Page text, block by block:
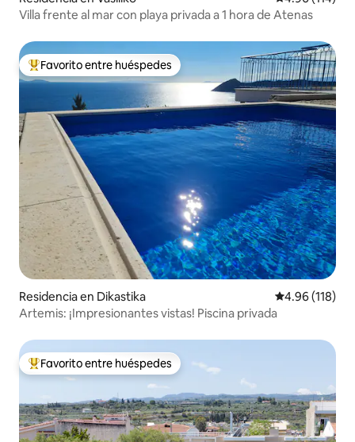
Villa frente al mar con playa privada a 1 hora de Atenas
De los mejores en Favorito entre huéspedes
Favorito entre huéspedes
Residencia en Dikastika Calificación
4.96 (118)
Artemis: ¡Impresionantes vistas! Piscina privada
De los mejores en Favorito entre huéspedes
Favorito entre huéspedes